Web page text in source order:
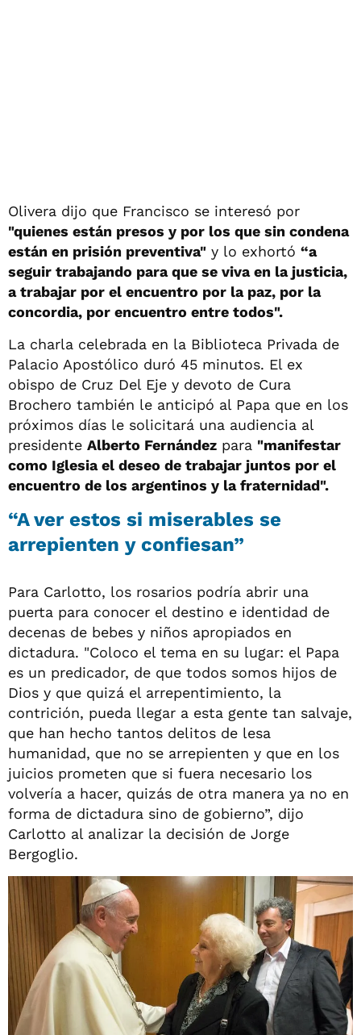
Olivera dijo que Francisco se interesó por
"quienes están presos y por los que sin condena
están en prisión preventiva" y lo exhortó “a
seguir trabajando para que se viva en la justicia,
a trabajar por el encuentro por la paz, por la
concordia, por encuentro entre todos".
La charla celebrada en la Biblioteca Privada de
Palacio Apostólico duró 45 minutos. El ex
obispo de Cruz Del Eje y devoto de Cura
Brochero también le anticipó al Papa que en los
próximos días le solicitará una audiencia al
presidente Alberto Fernández para "manifestar
como Iglesia el deseo de trabajar juntos por el
encuentro de los argentinos y la fraternidad".
“A ver estos si miserables se
arrepienten y confiesan”
Para Carlotto, los rosarios podría abrir una
puerta para conocer el destino e identidad de
decenas de bebes y niños apropiados en
dictadura. "Coloco el tema en su lugar: el Papa
es un predicador, de que todos somos hijos de
Dios y que quizá el arrepentimiento, la
contrición, pueda llegar a esta gente tan salvaje,
que han hecho tantos delitos de lesa
humanidad, que no se arrepienten y que en los
juicios prometen que si fuera necesario los
volvería a hacer, quizás de otra manera ya no en
forma de dictadura sino de gobierno”, dijo
Carlotto al analizar la decisión de Jorge
Bergoglio.